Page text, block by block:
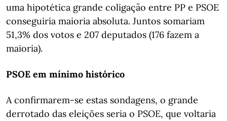
uma hipotética grande coligação entre PP e PSOE
conseguiria maioria absoluta. Juntos somariam
51,3% dos votos e 207 deputados (176 fazem a
maioria).
PSOE em mínimo histórico
A confirmarem-se estas sondagens, o grande
derrotado das eleições seria o PSOE, que voltaria